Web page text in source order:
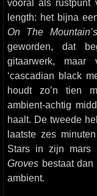
vooral als rustpunt
length: het bijna
On The
geworden, dat
gitaarwerk, maar
‘cascadian black
houdt zo’n tien
ambient-achtig
haalt. De tweede
laatste zes
Stars in zijn mars
Groves bestaat
ambient.